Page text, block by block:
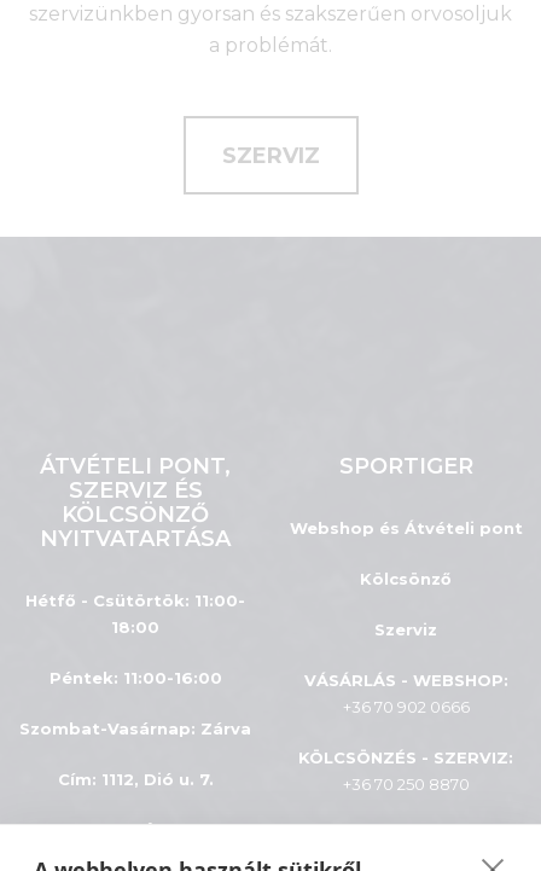
szervizünkben gyorsan és szakszerűen orvosoljuk
a problémát.
SZERVIZ
ÁTVÉTELI PONT,
SZERVIZ ÉS
KÖLCSÖNZŐ
NYITVATARTÁSA
Hétfő - Csütörtök: 11:00-
18:00
Péntek: 11:00-16:00
Szombat-Vasárnap: Zárva
Cím: 1112, Dió u. 7.
SPORTIGER
Webshop és Átvételi pont
Kölcsönző
Szerviz
VÁSÁRLÁS - WEBSHOP:
+36 70 902 0666
KÖLCSÖNZÉS - SZERVIZ:
+36 70 250 8870